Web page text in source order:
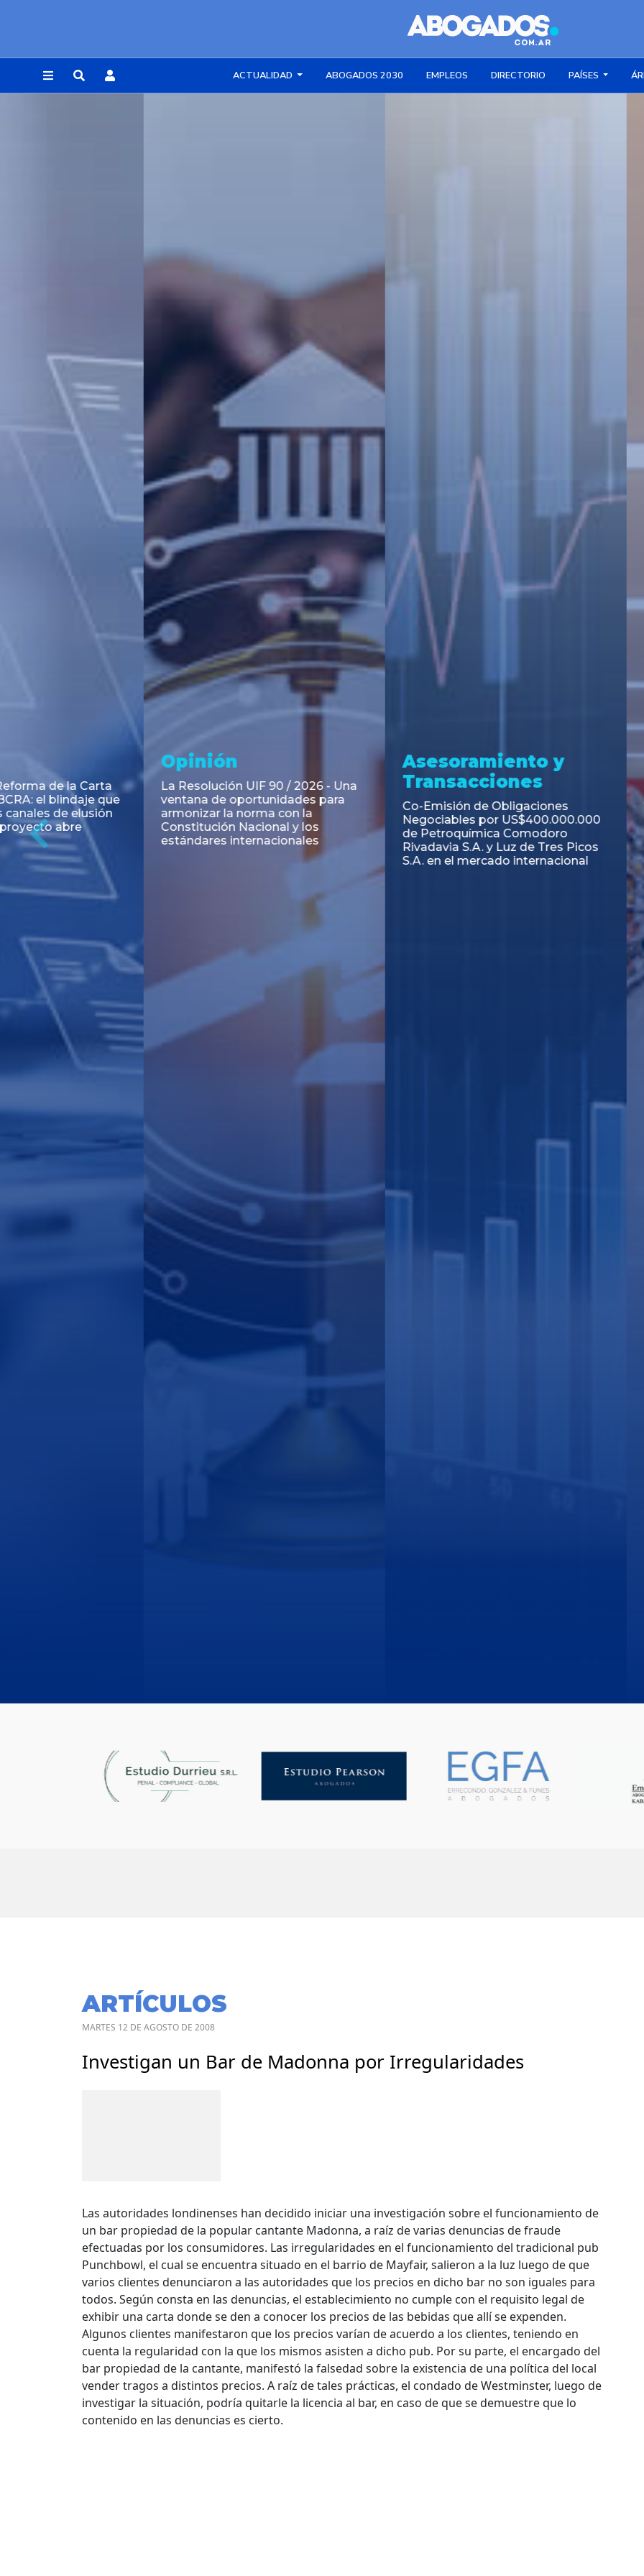
ACTUALIDAD ABOGADOS 2030 EMPLEOS DIRECTORIO PAÍSES
RESOLUCIÓN 271/2026 de la
SECRETARIA DE COORDINACIÓN
DE PRODUCCIÓN: Actualización y
unificación de las advertencias
obligatorias en la publicidad de
juegos y apuestas en...
Asesoramiento y
Transacciones
Emisión de Obligaciones
Negociables Clase E de Central
Puerto S.A. por un Valor Nominal
de U$S 98.897.303
Transacciones
PAGBAM asesoró a
autorización para la
de los Certificados de
del Fideicomiso
Inmobiliario "Espacio
Previous
ARTÍCULOS
MARTES 12 DE AGOSTO DE 2008
Investigan un Bar de Madonna por Irregularidades
Las autoridades londinenses han decidido iniciar una investigación sobre el funcionamiento de
un bar propiedad de la popular cantante Madonna, a raíz de varias denuncias de fraude
efectuadas por los consumidores. Las irregularidades en el funcionamiento del tradicional pub
Punchbowl, el cual se encuentra situado en el barrio de Mayfair, salieron a la luz luego de que
varios clientes denunciaron a las autoridades que los precios en dicho bar no son iguales para
todos. Según consta en las denuncias, el establecimiento no cumple con el requisito legal de
exhibir una carta donde se den a conocer los precios de las bebidas que allí se expenden.
Algunos clientes manifestaron que los precios varían de acuerdo a los clientes, teniendo en
cuenta la regularidad con la que los mismos asisten a dicho pub. Por su parte, el encargado del
bar propiedad de la cantante, manifestó la falsedad sobre la existencia de una política del local
vender tragos a distintos precios. A raíz de tales prácticas, el condado de Westminster, luego de
investigar la situación, podría quitarle la licencia al bar, en caso de que se demuestre que lo
contenido en las denuncias es cierto.